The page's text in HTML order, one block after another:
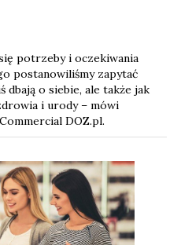
potrzeby i oczekiwania
postanowiliśmy zapytać
o siebie, ale także jak
i urody – mówi
DOZ.pl.